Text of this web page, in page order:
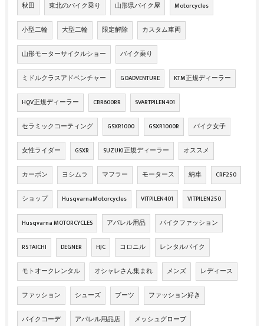
秋田 東北のバイク乗り 山形県バイク屋 Motorcycles
小型二輪 大型二輪 限定解除 カスタム車両
山形モーターサイクルショー バイク乗り
ミドルクラスアドベンチャー GOADVENTURE KTM正規ディーラー
HQV正規ディーラー CBR600RR SVARTPILEN401
セラミックコーティング GSXR1000 GSXR1000R バイク女子
女性ライダー GSXR SUZUKI正規ディーラー オススメ
カーボン ヨシムラ マフラー モータース 納車 CRF250
ショップ HusqvarnaMotorcycles VITPILEN401 VITPILEN250
Husqvarna MOTORCYCLES アパレル用品 バイクファッション
RS TAICHI DEGNER HJC コロニル レンタルバイク
モトオークレンタル オシャレさん集まれ メンズ レディース
ファッション シューズ ブーツ ファッション好き
バイクコーデ アパレル用品店 メッシュグローブ